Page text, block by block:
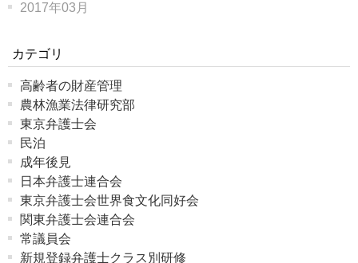
2017年03月
カテゴリ
高齢者の財産管理
農林漁業法律研究部
東京弁護士会
民泊
成年後見
日本弁護士連合会
東京弁護士会世界食文化同好会
関東弁護士会連合会
常議員会
新規登録弁護士クラス別研修